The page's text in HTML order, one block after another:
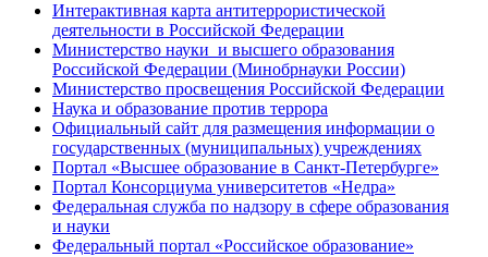
Интерактивная карта антитеррористической
деятельности в Российской Федерации
Министерство науки и высшего образования
Российской Федерации (Минобрнауки России)
Министерство просвещения Российской Федерации
Наука и образование против террора
Официальный сайт для размещения информации о
государственных (муниципальных) учреждениях
Портал «Высшее образование в Санкт-Петербурге»
Портал Консорциума университетов «Недра»
Федеральная служба по надзору в сфере образования
и науки
Федеральный портал «Российское образование»